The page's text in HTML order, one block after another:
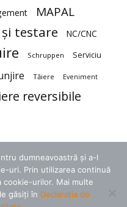
MAPAL
testare NC/CNC
Schruppen Serviciu
Tăiere Eveniment
reversibile
dumneavoastră și a-l
uri. Prin utilizarea continuă
urilor. Mai multe
găsiți în Declarația de